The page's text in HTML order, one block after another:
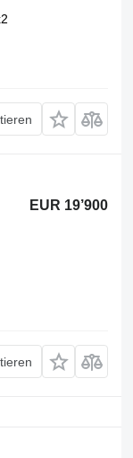
EUR 19’900